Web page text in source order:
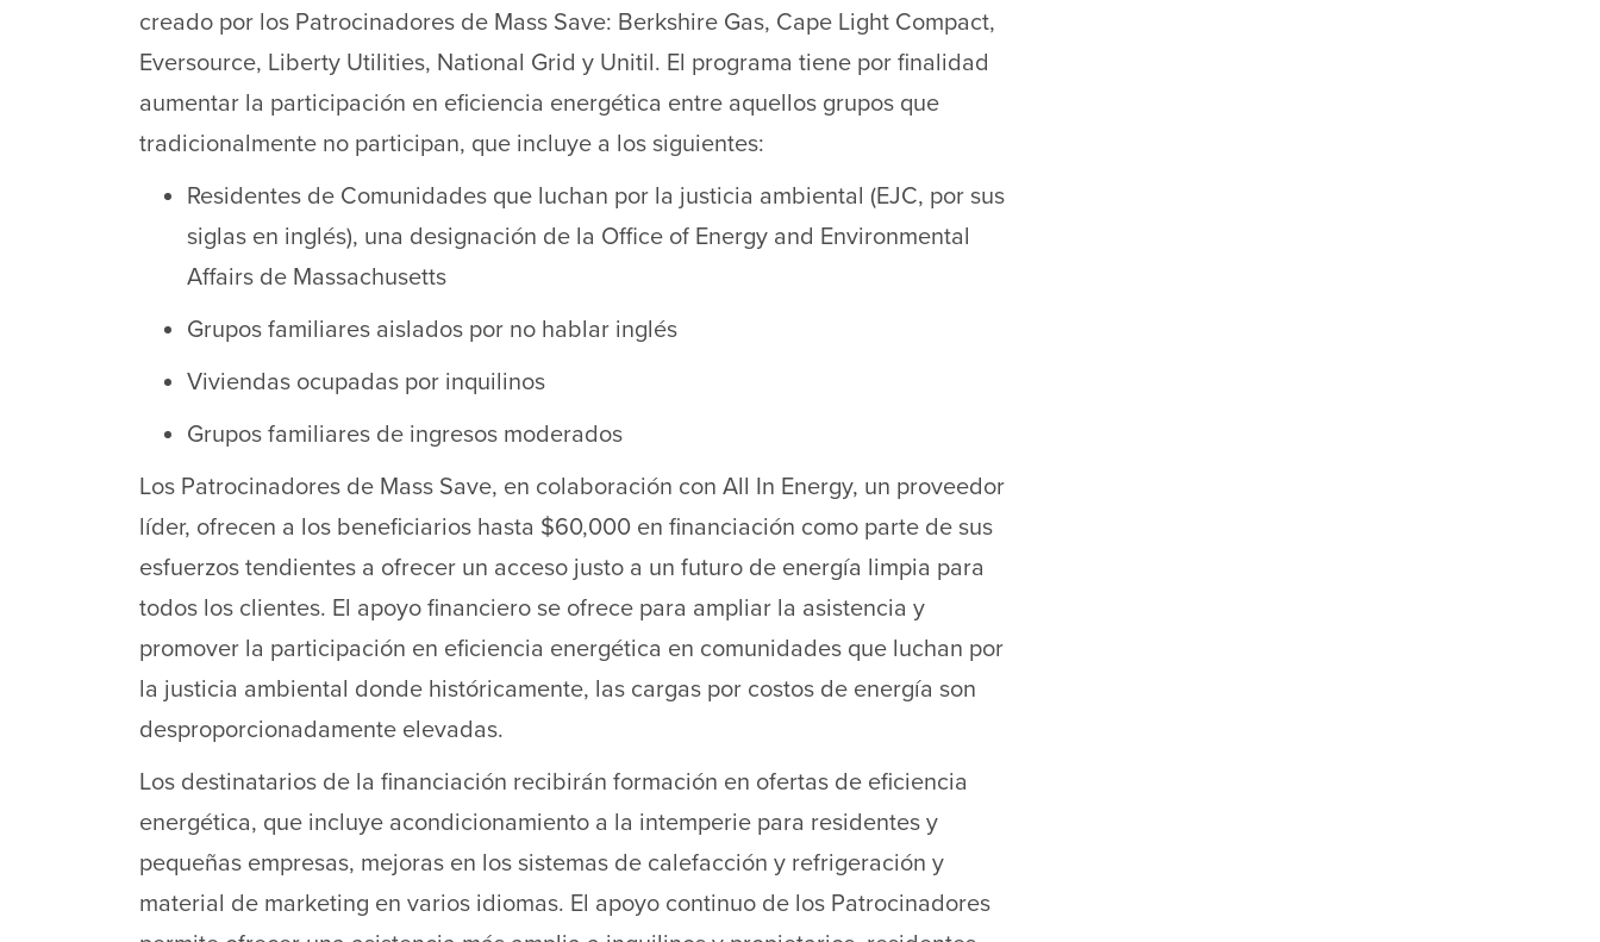
creado por los Patrocinadores de Mass Save: Berkshire Gas, Cape Light Compact,
Eversource, Liberty Utilities, National Grid y Unitil. El programa tiene por finalidad
aumentar la participación en eficiencia energética entre aquellos grupos que
tradicionalmente no participan, que incluye a los siguientes:
Residentes de Comunidades que luchan por la justicia ambiental (EJC, por sus
siglas en inglés), una designación de la Office of Energy and Environmental
Affairs de Massachusetts
Grupos familiares aislados por no hablar inglés
Viviendas ocupadas por inquilinos
Grupos familiares de ingresos moderados
Los Patrocinadores de Mass Save, en colaboración con All In Energy, un proveedor
líder, ofrecen a los beneficiarios hasta $60,000 en financiación como parte de sus
esfuerzos tendientes a ofrecer un acceso justo a un futuro de energía limpia para
todos los clientes. El apoyo financiero se ofrece para ampliar la asistencia y
promover la participación en eficiencia energética en comunidades que luchan por
la justicia ambiental donde históricamente, las cargas por costos de energía son
desproporcionadamente elevadas.
Los destinatarios de la financiación recibirán formación en ofertas de eficiencia
energética, que incluye acondicionamiento a la intemperie para residentes y
pequeñas empresas, mejoras en los sistemas de calefacción y refrigeración y
material de marketing en varios idiomas. El apoyo continuo de los Patrocinadores